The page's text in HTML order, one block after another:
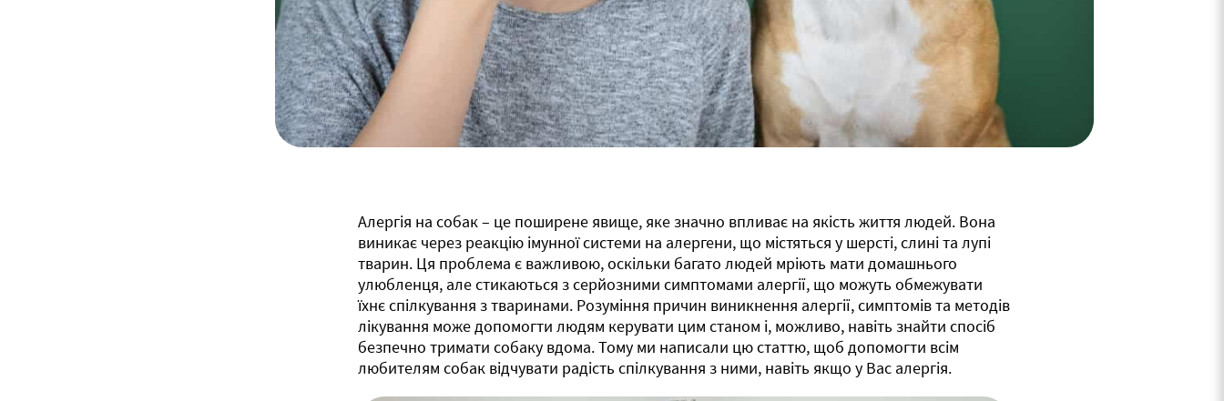
Алергія на собак – це поширене явище, яке значно впливає на якість життя людей. Вона
виникає через реакцію імунної системи на алергени, що містяться у шерсті, слині та лупі
тварин. Ця проблема є важливою, оскільки багато людей мріють мати домашнього
улюбленця, але стикаються з серйозними симптомами алергії, що можуть обмежувати
їхнє спілкування з тваринами. Розуміння причин виникнення алергії, симптомів та методів
лікування може допомогти людям керувати цим станом і, можливо, навіть знайти спосіб
безпечно тримати собаку вдома. Тому ми написали цю статтю, щоб допомогти всім
любителям собак відчувати радість спілкування з ними, навіть якщо у Вас алергія.